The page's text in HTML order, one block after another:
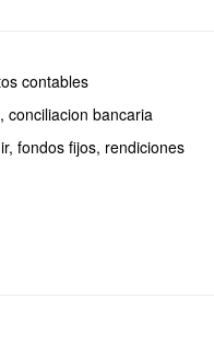
contables
conciliacion bancaria
fondos fijos, rendiciones
usted